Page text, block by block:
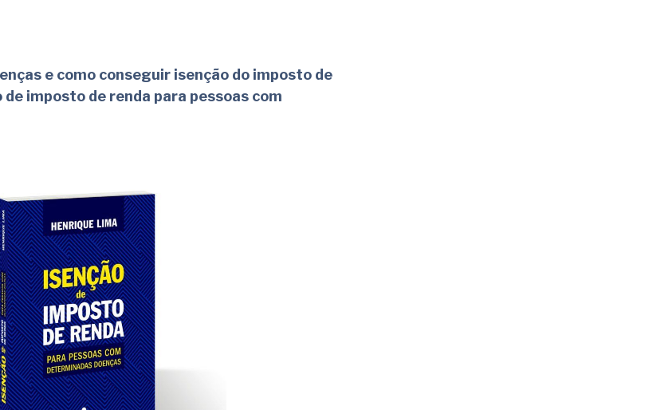
e como conseguir isenção do imposto de
de imposto de renda para pessoas com